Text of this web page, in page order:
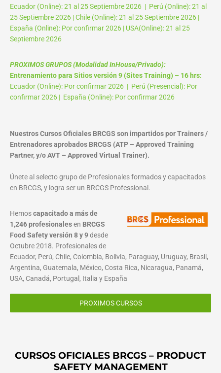
Ecuador (Online): 21 al 25 Septiembre 2026 | Perú (Online): 21 al
25 Septiembre 2026 | Chile (Online): 21 al 25 Septiembre 2026 |
España (Online): Por confirmar 2026 | USA(Online): 21 al 25
Septiembre 2026
PROXIMOS GRUPOS (Modalidad InHouse/Privado):
Entrenamiento para Sitios versión 9 (Sites Training) – 16 hrs:
Ecuador (Online): Por confirmar 2026 | Perú (Presencial): Por
confirmar 2026 | España (Online): Por confirmar 2026
Nuestros Cursos Oficiales BRCGS son impartidos por Trainers /
Entrenadores aprobados BRCGS (ATP – Approved Training
Partner, y/o AVT – Approved Virtual Trainer).
Únete al selecto grupo de Profesionales formados y capacitados
en BRCGS, y logra ser un BRCGS Professional.
Hemoscapacitado a más de
1,246 profesionalesen BRCGS
Food Safety versión 8 y 9desde
Octubre 2018. Profesionales de
Ecuador, Perú, Chile, Colombia, Bolivia, Paraguay, Uruguay, Brasil,
Argentina, Guatemala, México, Costa Rica, Nicaragua, Panamá,
USA, Canadá, Portugal, Italia y España
PROXIMOS CURSOS
CURSOS OFICIALES BRCGS – PRODUCT
SAFETY MANAGEMENT